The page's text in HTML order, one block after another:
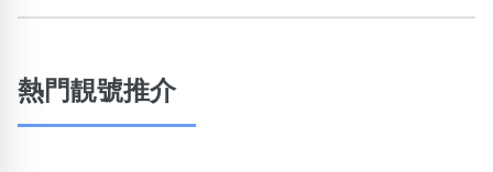
熱門靚號推介